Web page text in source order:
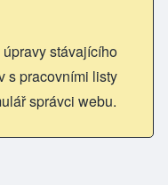
stávajícího
s pracovními listy
správci webu.